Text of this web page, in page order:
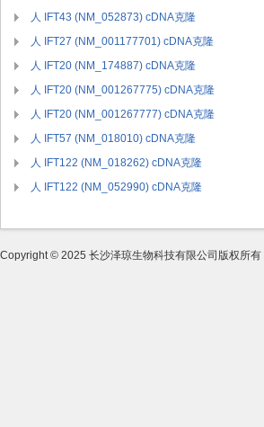
人 IFT43 (NM_052873) cDNA克隆
人 IFT27 (NM_001177701) cDNA克隆
人 IFT20 (NM_174887) cDNA克隆
人 IFT20 (NM_001267775) cDNA克隆
人 IFT20 (NM_001267777) cDNA克隆
人 IFT57 (NM_018010) cDNA克隆
人 IFT122 (NM_018262) cDNA克隆
人 IFT122 (NM_052990) cDNA克隆
Copyright © 2025 长沙泽琼生物科技有限公司版权所有